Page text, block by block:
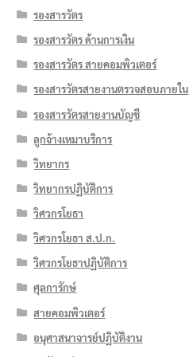
รองสารวัตร
รองสารวัตร ด้านการเงิน
รองสารวัตร สายคอมพิวเตอร์
รองสารวัตรสายงานตรวจสอบภายใน
รองสารวัตรสายงานบัญชี
ลูกจ้างเหมาบริการ
วิทยากร
วิทยากรปฏิบัติการ
วิศวกรโยธา
วิศวกรโยธา ส.ป.ก.
วิศวกรโยธาปฏิบัติการ
ศุลการักษ์
สายคอมพิวเตอร์
อนุศาสนาจารย์ปฏิบัติงาน